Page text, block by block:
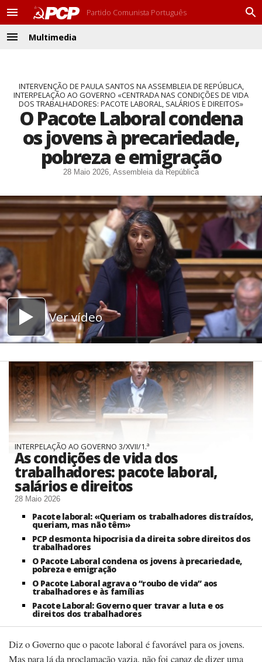
M
e
n
Partido Comunista Português
P
Multimedia
INTERVENÇÃO DE PAULA SANTOS NA ASSEMBLEIA DE REPÚBLICA,
INTERPELAÇÃO AO GOVERNO «CENTRADA NAS CONDIÇÕES DE VIDA
DOS TRABALHADORES: PACOTE LABORAL, SALÁRIOS E DIREITOS»
O Pacote Laboral condena
os jovens à precariedade,
pobreza e emigração
28 Maio 2026, Assembleia da República
Ver vídeo
INTERPELAÇÃO AO GOVERNO 3/XVII/1.ª
As condições de vida dos
trabalhadores: pacote laboral,
salários e direitos
28 Maio 2026
Pacote laboral: «Queriam os trabalhadores distraídos,
queriam, mas não têm»
PCP desmonta hipocrisia da direita sobre direitos dos
trabalhadores
O Pacote Laboral condena os jovens à precariedade,
pobreza e emigração
O Pacote Laboral agrava o “roubo de vida” aos
trabalhadores e às famílias
Pacote Laboral: Governo quer travar a luta e os
direitos dos trabalhadores
Diz o Governo que o pacote laboral é favorável para os jovens.
Mas para lá da proclamação vazia, não foi capaz de dizer uma